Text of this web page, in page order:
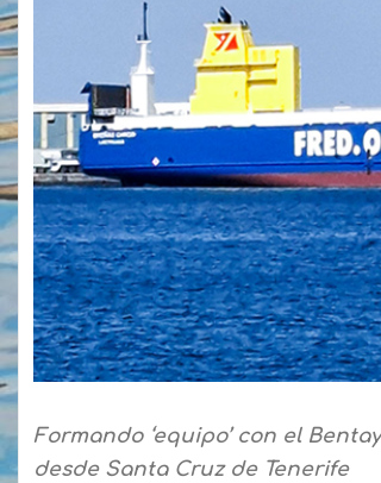
Formando ‘equipo’ con el
desde Santa Cruz de Tenerife